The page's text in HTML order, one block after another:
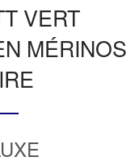
VERT
MÉRINOS